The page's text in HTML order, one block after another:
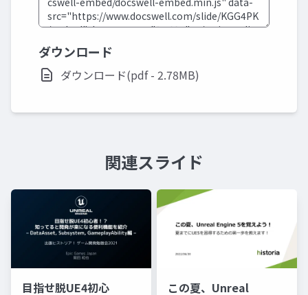
ダウンロード
ダウンロード(pdf - 2.78MB)
関連スライド
目指せ脱UE4初心 この夏、Unreal